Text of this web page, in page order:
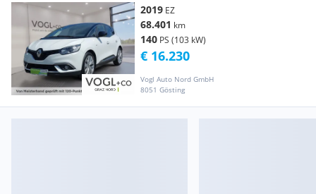
2019 EZ
68.401 km
140 PS (103 kW)
Vogl Auto Nord GmbH
8051 Gösting
€ 16.230